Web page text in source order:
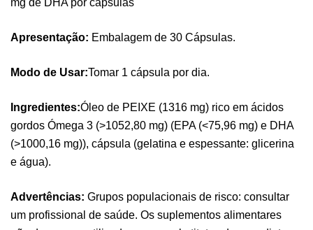
mg de DHA por cápsulas
Apresentação: Embalagem de 30 Cápsulas.
Modo de Usar:Tomar 1 cápsula por dia.
Ingredientes:Óleo de PEIXE (1316 mg) rico em ácidos
gordos Ómega 3 (>1052,80 mg) (EPA (<75,96 mg) e DHA
(>1000,16 mg)), cápsula (gelatina e espessante: glicerina
e água).
Advertências: Grupos populacionais de risco: consultar
um profissional de saúde. Os suplementos alimentares
Pure Electrolytes 270 G Ostrovit
Desporto, Suplementos
Triple Magnesium + B6 P-5-P 90 Cápsulas